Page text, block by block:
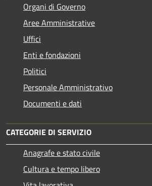
Organi di Governo
Aree Amministrative
Uffici
Enti e fondazioni
Politici
Personale Amministrativo
Documenti e dati
CATEGORIE DI SERVIZIO
Anagrafe e stato civile
Cultura e tempo libero